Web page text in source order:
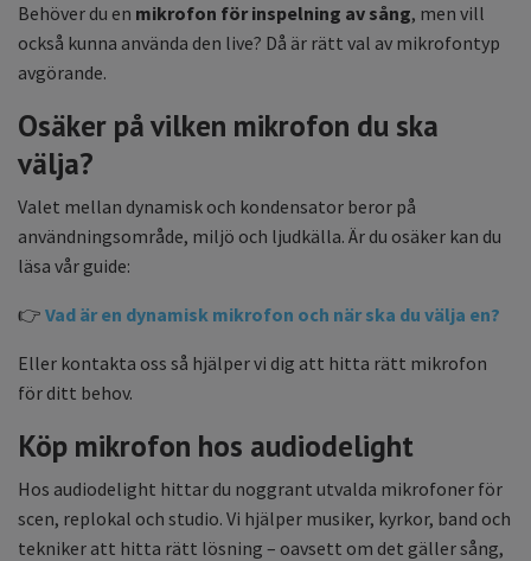
Behöver du en mikrofon för inspelning av sång, men vill
också kunna använda den live? Då är rätt val av mikrofontyp
avgörande.
Osäker på vilken mikrofon du ska
välja?
Valet mellan dynamisk och kondensator beror på
användningsområde, miljö och ljudkälla. Är du osäker kan du
läsa vår guide:
👉 Vad är en dynamisk mikrofon och när ska du välja en?
Eller kontakta oss så hjälper vi dig att hitta rätt mikrofon
för ditt behov.
Köp mikrofon hos audiodelight
Hos audiodelight hittar du noggrant utvalda mikrofoner för
scen, replokal och studio. Vi hjälper musiker, kyrkor, band och
tekniker att hitta rätt lösning – oavsett om det gäller sång,